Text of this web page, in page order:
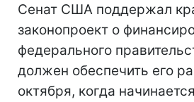
Сенат США поддержал
законопроект о
федерального
должен обеспечить его
октября, когда